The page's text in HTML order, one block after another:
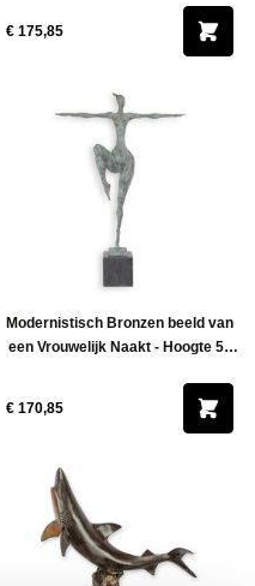
€ 175,85
Modernistisch Bronzen beeld van
een Vrouwelijk Naakt - Hoogte 51
€ 170,85